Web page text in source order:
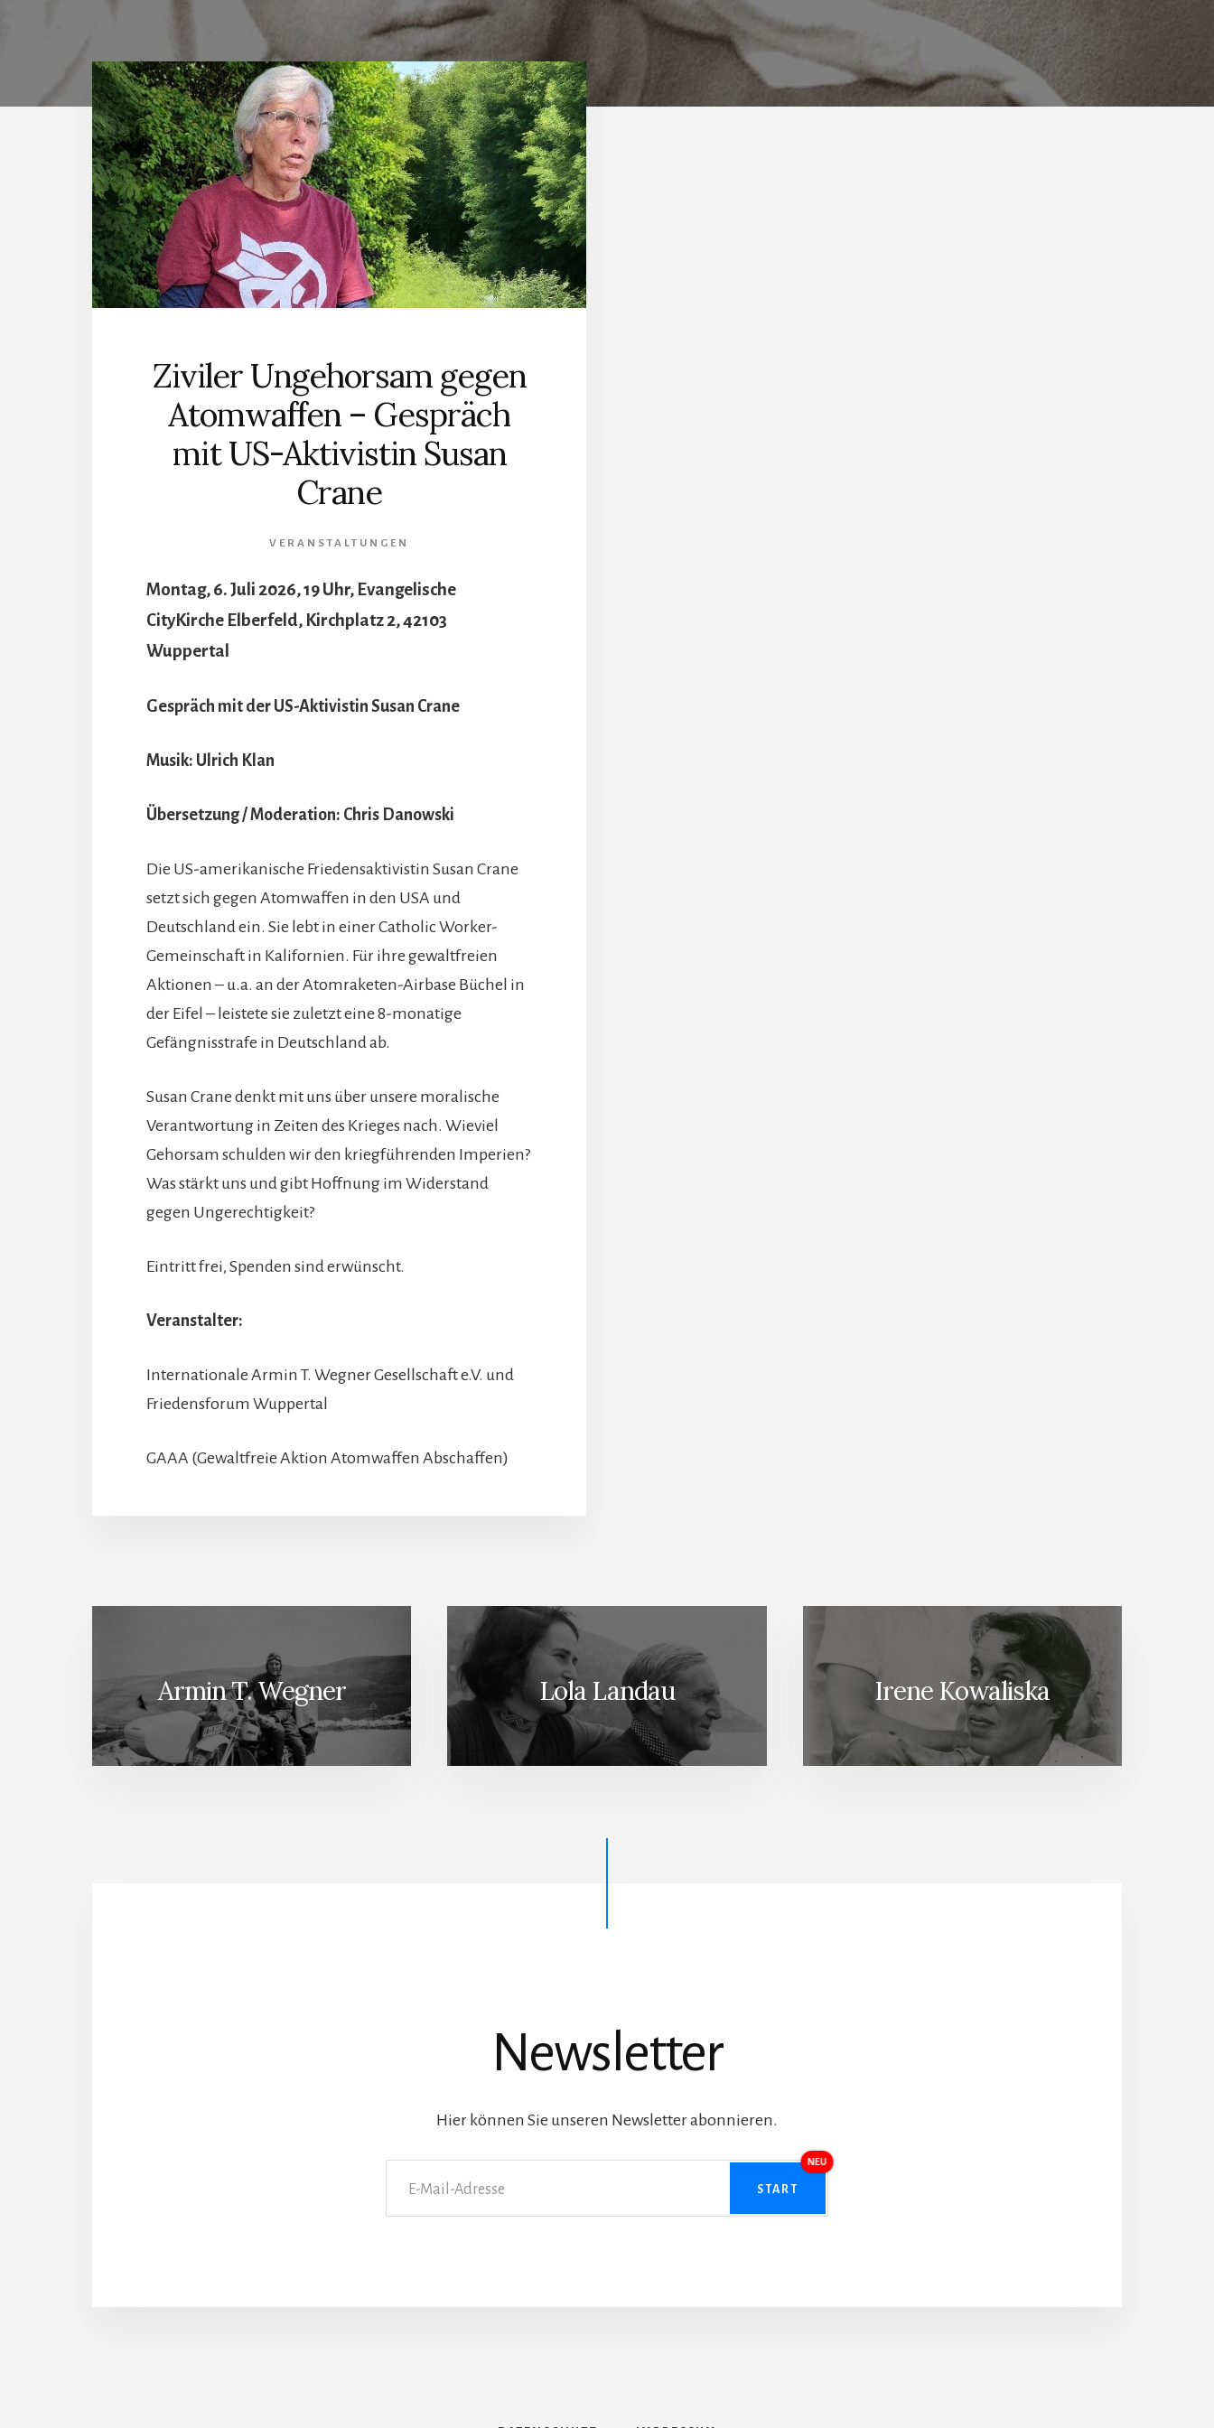
Ziviler Ungehorsam gegen
Atomwaffen – Gespräch
mit US-Aktivistin Susan
Crane
VERANSTALTUNGEN
Montag, 6. Juli 2026, 19 Uhr, Evangelische
CityKirche Elberfeld, Kirchplatz 2, 42103
Wuppertal
Gespräch mit der US-Aktivistin Susan Crane
Musik: Ulrich Klan
Übersetzung / Moderation: Chris Danowski
Die US-amerikanische Friedensaktivistin Susan Crane
setzt sich gegen Atomwaffen in den USA und
Deutschland ein. Sie lebt in einer Catholic Worker-
Gemeinschaft in Kalifornien. Für ihre gewaltfreien
Aktionen – u.a. an der Atomraketen-Airbase Büchel in
der Eifel – leistete sie zuletzt eine 8-monatige
Gefängnisstrafe in Deutschland ab.
Susan Crane denkt mit uns über unsere moralische
Verantwortung in Zeiten des Krieges nach. Wieviel
Gehorsam schulden wir den kriegführenden Imperien?
Was stärkt uns und gibt Hoffnung im Widerstand
gegen Ungerechtigkeit?
Eintritt frei, Spenden sind erwünscht.
Veranstalter:
Internationale Armin T. Wegner Gesellschaft e.V. und
Friedensforum Wuppertal
GAAA (Gewaltfreie Aktion Atomwaffen Abschaffen)
Armin T. Wegner Lola Landau Irene Kowaliska
Newsletter
Hier können Sie unseren Newsletter abonnieren.